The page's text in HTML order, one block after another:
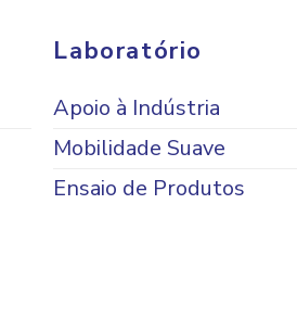
Laboratório
Apoio à Indústria
Mobilidade Suave
Ensaio de Produtos